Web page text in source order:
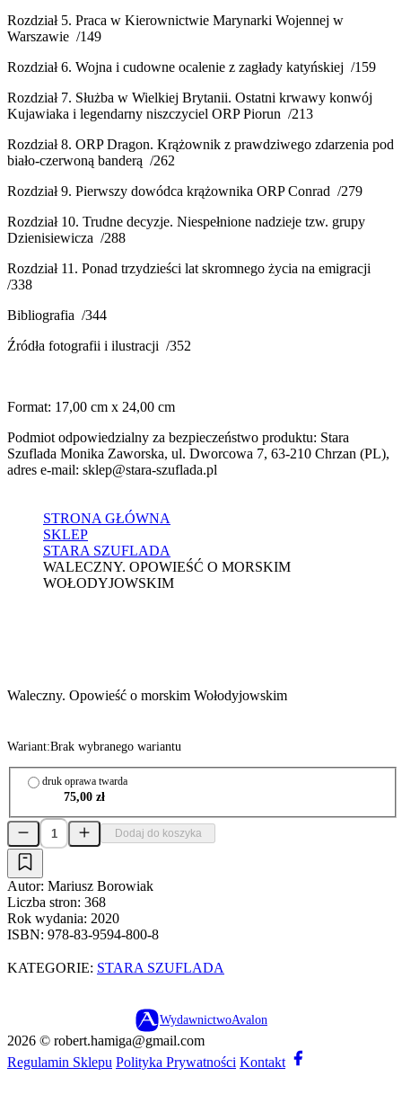
Rozdział 5. Praca w Kierownictwie Marynarki Wojennej w
Warszawie /149
Rozdział 6. Wojna i cudowne ocalenie z zagłady katyńskiej /159
Rozdział 7. Służba w Wielkiej Brytanii. Ostatni krwawy konwój
Kujawiaka i legendarny niszczyciel ORP Piorun /213
Rozdział 8. ORP Dragon. Krążownik z prawdziwego zdarzenia pod
biało-czerwoną banderą /262
Rozdział 9. Pierwszy dowódca krążownika ORP Conrad /279
Rozdział 10. Trudne decyzje. Niespełnione nadzieje tzw. grupy
Dzienisiewicza /288
Rozdział 11. Ponad trzydzieści lat skromnego życia na emigracji
/338
Bibliografia /344
Źródła fotografii i ilustracji /352
Format: 17,00 cm x 24,00 cm
Podmiot odpowiedzialny za bezpieczeństwo produktu: Stara
Szuflada Monika Zaworska, ul. Dworcowa 7, 63-210 Chrzan (PL),
adres e-mail: sklep@stara-szuflada.pl
STRONA GŁÓWNA
SKLEP
STARA SZUFLADA
WALECZNY. OPOWIEŚĆ O MORSKIM
WOŁODYJOWSKIM
Waleczny. Opowieść o morskim Wołodyjowskim
Wariant:Brak wybranego wariantu
druk oprawa twarda
75,00 zł
Dodaj do koszyka
Autor: Mariusz Borowiak
Liczba stron: 368
Rok wydania: 2020
ISBN: 978-83-9594-800-8
KATEGORIE: STARA SZUFLADA
WydawnictwoAvalon
2026 © robert.hamiga@gmail.com
Regulamin Sklepu Polityka Prywatności Kontakt